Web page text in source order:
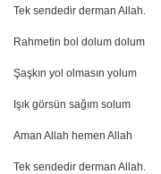
Tek sendedir derman Allah.
Rahmetin bol dolum dolum
Şaşkın yol olmasın yolum
Işık görsün sağım solum
Aman Allah hemen Allah
Tek sendedir derman Allah.